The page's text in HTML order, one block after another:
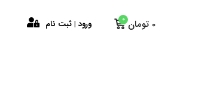
ورود | ثبت نام 0 تومان 0